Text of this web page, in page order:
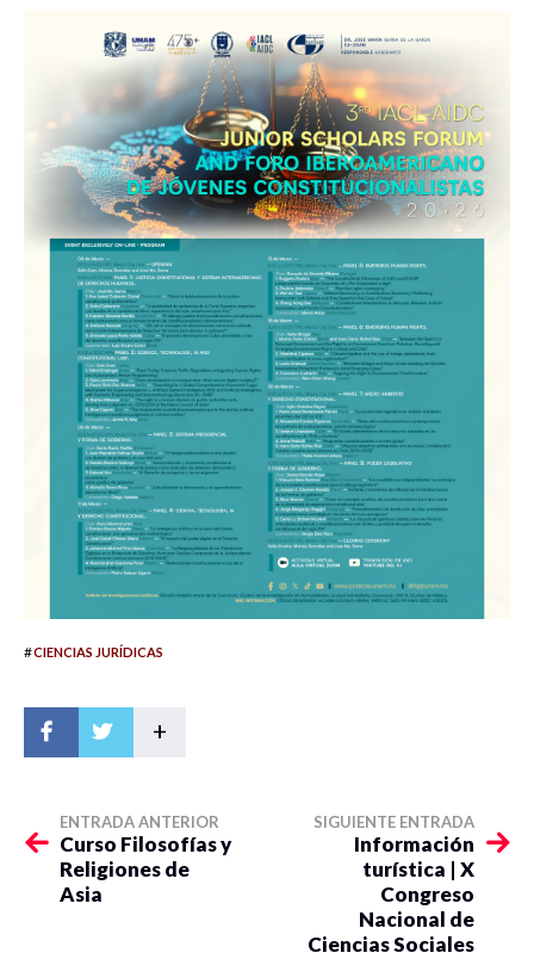
#CIENCIAS JURÍDICAS
+
ENTRADA ANTERIOR
Curso Filosofías y
Religiones de
Asia
SIGUIENTE ENTRADA
Información
turística | X
Congreso
Nacional de
Ciencias Sociales